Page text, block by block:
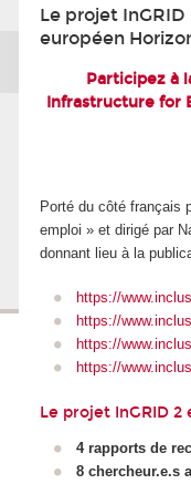
Le projet
européen
Participez à
Infrastructure for
Porté du côté français
emploi » et dirigé par
donnant lieu à la
https://
https://
https://
https://
Le projet InGRID 2
4 rapports de
8 chercheur.e.s